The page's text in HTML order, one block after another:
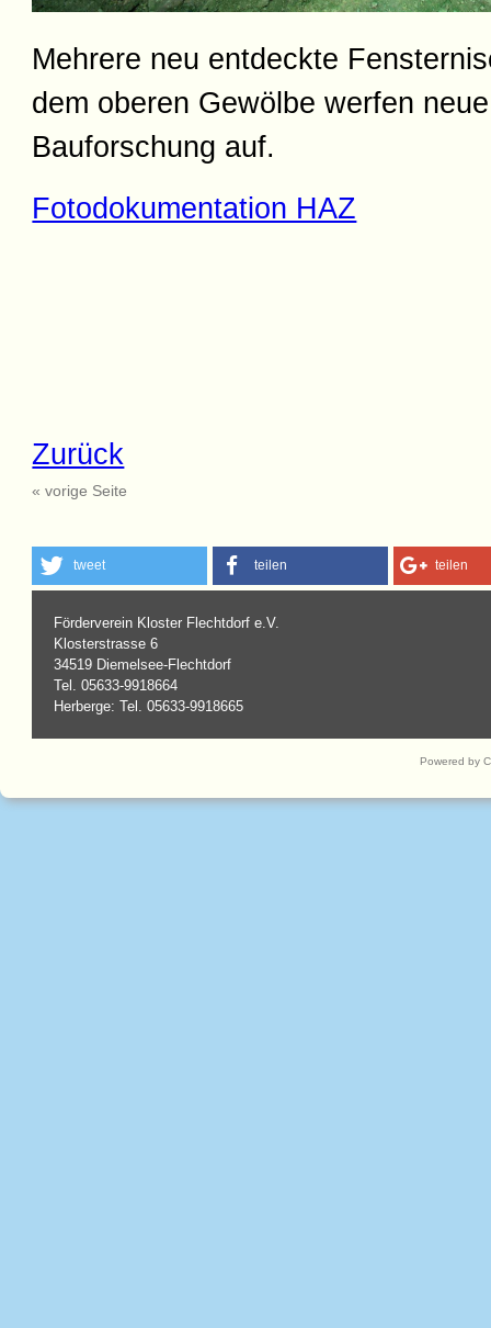
Mehrere neu entdeckte
dem oberen Gewölbe werfen
Bauforschung auf.
Fotodokumentation HAZ
Zurück
« vorige Seite
tweet teilen teilen
Förderverein Kloster Flechtdorf e.V.
Klosterstrasse 6
34519 Diemelsee-Flechtdorf
Tel. 05633-9918664
Herberge: Tel. 05633-9918665
Powered by